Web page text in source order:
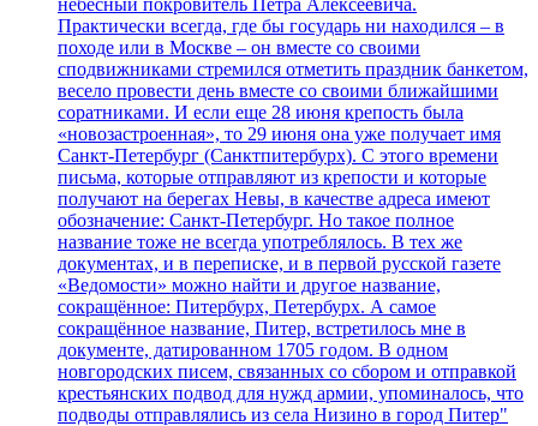
Практически всегда, где бы государь ни находился – в
походе или в Москве – он вместе со своими
сподвижниками стремился отметить праздник банкетом,
весело провести день вместе со своими ближайшими
соратниками. И если еще 28 июня крепость была
«новозастроенная», то 29 июня она уже получает имя
Санкт-Петербург (Санктпитербурх). С этого времени
письма, которые отправляют из крепости и которые
получают на берегах Невы, в качестве адреса имеют
обозначение: Санкт-Петербург. Но такое полное
название тоже не всегда употреблялось. В тех же
документах, и в переписке, и в первой русской газете
«Ведомости» можно найти и другое название,
сокращённое: Питербурх, Петербурх. А самое
сокращённое название, Питер, встретилось мне в
документе, датированном 1705 годом. В одном
новгородских писем, связанных со сбором и отправкой
крестьянских подвод для нужд армии, упоминалось, что
подводы отправлялись из села Низино в город Питер"